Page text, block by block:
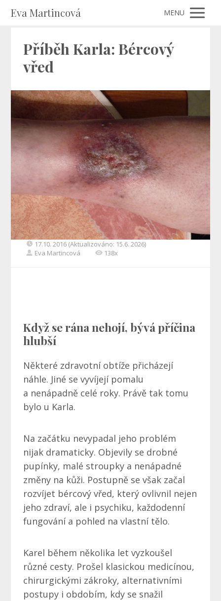
Eva Martincová MENU
Příběh Karla: Bércový
vřed
17.10. 2016 (Aktualizováno: 15.6. 2026)
Eva Martincová
138x
Když se rána nehojí, bývá příčina
hlubší
Některé zdravotní obtíže přicházejí
náhle. Jiné se vyvíjejí pomalu
a nenápadně celé roky. Právě tak tomu
bylo u Karla.
Na začátku nevypadal jeho problém
nijak dramaticky. Objevily se drobné
pupínky, malé stroupky a nenápadné
změny na kůži. Postupně se však začal
rozvíjet bércový vřed, který ovlivnil nejen
jeho zdraví, ale i psychiku, každodenní
fungování a pohled na vlastní tělo.
Karel během několika let vyzkoušel
různé cesty. Prošel klasickou medicínou,
chirurgickými zákroky, alternativními
postupy i obdobím, kdy se snažil